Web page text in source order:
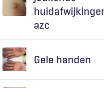
azc
Gele handen